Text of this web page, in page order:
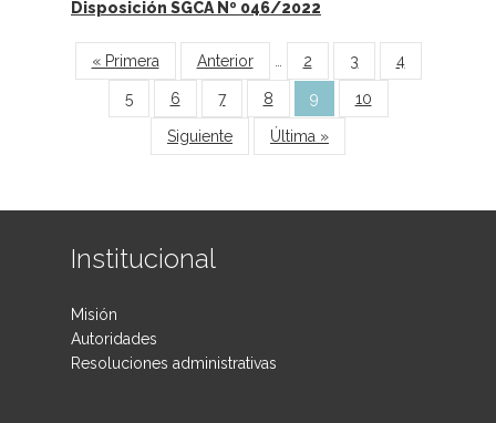
Disposición SGCA Nº 046/2022
Páginas
« Primera Anterior 2 3 4
5 6 7 8 9 10
Siguiente Última »
Institucional
Misión
Autoridades
Resoluciones administrativas